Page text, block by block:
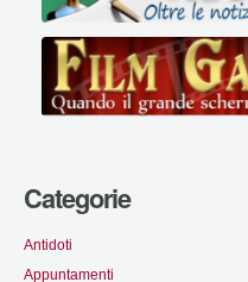
Categorie
Antidoti
Appuntamenti